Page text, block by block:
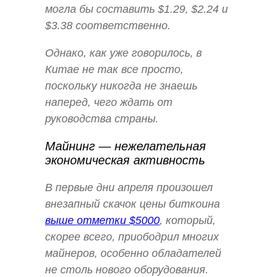
могла бы составить $1.29, $2.24 и
$3.38 соответственно.
Однако, как уже говорилось, в
Китае не так все просто,
поскольку никогда не знаешь
наперед, чего ждать от
руководства страны.
Майнинг — нежелательная
экономическая активность
В первые дни апреля произошел
внезапный скачок цены биткоина
выше отметки $5000, который,
скорее всего, приободрил многих
майнеров, особенно обладателей
не столь нового оборудования.